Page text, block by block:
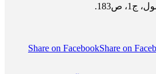
ص183.
Share on FacebookShare on